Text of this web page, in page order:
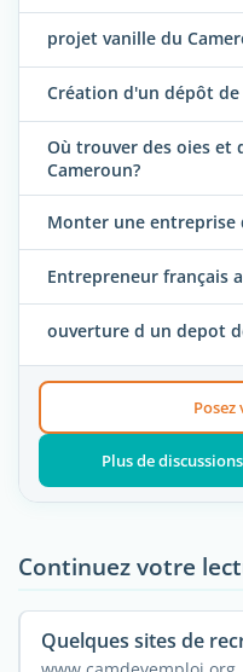
projet vanille du
Création d'un dépôt
Où trouver des oies et
Cameroun?
Monter une entreprise
Entrepreneur français
ouverture d un depot
Plus de
Continuez votre
Quelques sites de